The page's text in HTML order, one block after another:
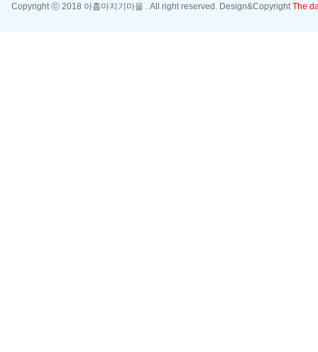
Copyright ⓒ 2018 아홉마지기마을 . All right reserved. Design&CopyrightThe